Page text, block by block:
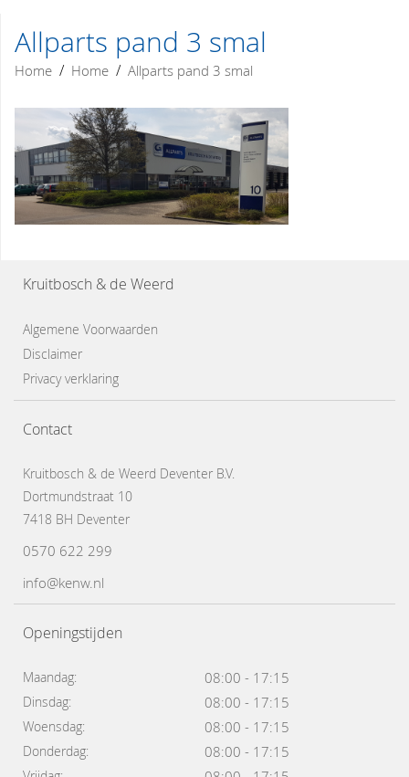
Allparts pand 3 smal
Home / Home / Allparts pand 3 smal
Kruitbosch & de Weerd
Algemene Voorwaarden
Disclaimer
Privacy verklaring
Contact
Kruitbosch & de Weerd Deventer B.V.
Dortmundstraat 10
7418 BH Deventer
0570 622 299
info@kenw.nl
Openingstijden
Maandag: 08:00 - 17:15
Dinsdag: 08:00 - 17:15
Woensdag: 08:00 - 17:15
Donderdag: 08:00 - 17:15